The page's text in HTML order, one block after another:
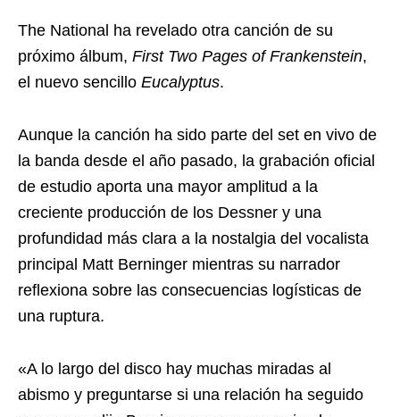
The National ha revelado otra canción de su
próximo álbum, First Two Pages of Frankenstein,
el nuevo sencillo Eucalyptus.
Aunque la canción ha sido parte del set en vivo de
la banda desde el año pasado, la grabación oficial
de estudio aporta una mayor amplitud a la
creciente producción de los Dessner y una
profundidad más clara a la nostalgia del vocalista
principal Matt Berninger mientras su narrador
reflexiona sobre las consecuencias logísticas de
una ruptura.
«A lo largo del disco hay muchas miradas al
abismo y preguntarse si una relación ha seguido